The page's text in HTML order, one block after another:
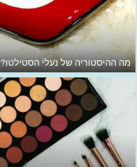
מה ההיסטוריה של נעלי הסטילטו?